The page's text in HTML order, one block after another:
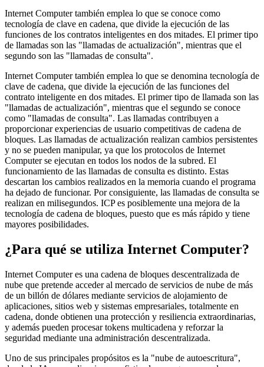
Internet Computer también emplea lo que se conoce como
tecnología de clave en cadena, que divide la ejecución de las
funciones de los contratos inteligentes en dos mitades. El primer tipo
de llamadas son las "llamadas de actualización", mientras que el
segundo son las "llamadas de consulta".
Internet Computer también emplea lo que se denomina tecnología de
clave de cadena, que divide la ejecución de las funciones del
contrato inteligente en dos mitades. El primer tipo de llamada son las
"llamadas de actualización", mientras que el segundo se conoce
como "llamadas de consulta". Las llamadas contribuyen a
proporcionar experiencias de usuario competitivas de cadena de
bloques. Las llamadas de actualización realizan cambios persistentes
y no se pueden manipular, ya que los protocolos de Internet
Computer se ejecutan en todos los nodos de la subred. El
funcionamiento de las llamadas de consulta es distinto. Estas
descartan los cambios realizados en la memoria cuando el programa
ha dejado de funcionar. Por consiguiente, las llamadas de consulta se
realizan en milisegundos. ICP es posiblemente una mejora de la
tecnología de cadena de bloques, puesto que es más rápido y tiene
mayores posibilidades.
¿Para qué se utiliza Internet Computer?
Internet Computer es una cadena de bloques descentralizada de
nube que pretende acceder al mercado de servicios de nube de más
de un billón de dólares mediante servicios de alojamiento de
aplicaciones, sitios web y sistemas empresariales, totalmente en
cadena, donde obtienen una protección y resiliencia extraordinarias,
y además pueden procesar tokens multicadena y reforzar la
seguridad mediante una administración descentralizada.
Uno de sus principales propósitos es la "nube de autoescritura",